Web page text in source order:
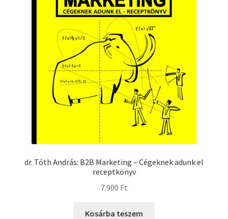
dr. Tóth András: B2B Marketing – Cégeknek adunk el
receptkönyv
7.900 Ft
Kosárba teszem